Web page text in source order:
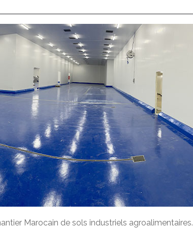
Marocain de sols industriels agroalimentaires.